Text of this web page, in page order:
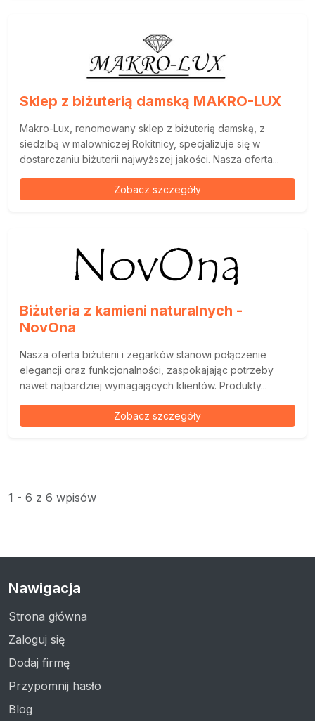
Sklep z biżuterią damską MAKRO-LUX
Makro-Lux, renomowany sklep z biżuterią damską, z
siedzibą w malowniczej Rokitnicy, specjalizuje się w
dostarczaniu biżuterii najwyższej jakości. Nasza oferta...
Zobacz szczegóły
Biżuteria z kamieni naturalnych -
NovOna
Nasza oferta biżuterii i zegarków stanowi połączenie
elegancji oraz funkcjonalności, zaspokajając potrzeby
nawet najbardziej wymagających klientów. Produkty...
Zobacz szczegóły
1 - 6 z 6 wpisów
Nawigacja
Strona główna
Zaloguj się
Dodaj firmę
Przypomnij hasło
Blog